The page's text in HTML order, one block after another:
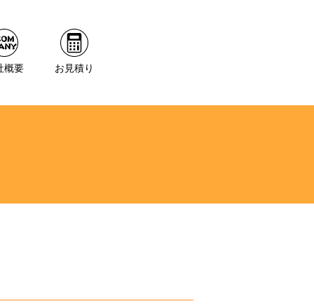
概要 お見積り